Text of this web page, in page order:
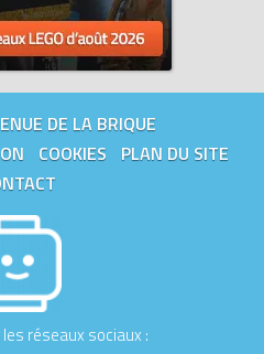
DE LA BRIQUE
COOKIES
PLAN DU SITE
réseaux sociaux :